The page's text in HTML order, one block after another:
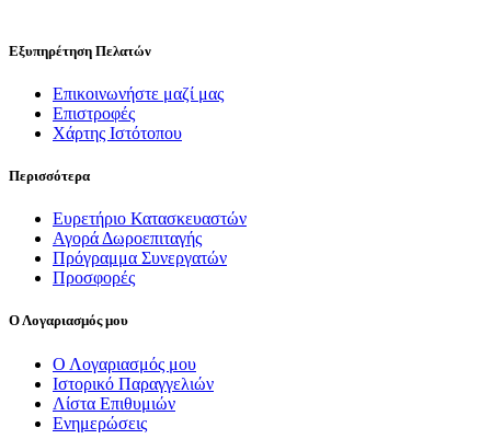
Εξυπηρέτηση Πελατών
Επικοινωνήστε μαζί μας
Επιστροφές
Χάρτης Ιστότοπου
Περισσότερα
Ευρετήριο Κατασκευαστών
Αγορά Δωροεπιταγής
Πρόγραμμα Συνεργατών
Προσφορές
Ο Λογαριασμός μου
Ο Λογαριασμός μου
Ιστορικό Παραγγελιών
Λίστα Επιθυμιών
Ενημερώσεις